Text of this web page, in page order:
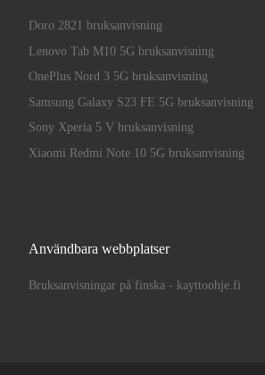
Doro 2821 bruksanvisning
Lenovo Tab M10 5G bruksanvisning
OnePlus Nord 3 5G bruksanvisning
Samsung Galaxy S23 FE 5G bruksanvisning
Sony Xperia 5 V bruksanvisning
Xiaomi Redmi Note 10 5G bruksanvisning
Användbara webbplatser
Bruksanvisningar på finska - kayttoohje.fi